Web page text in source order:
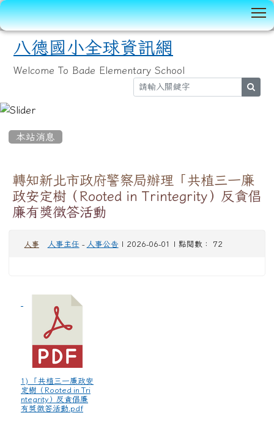
八德國小全球資訊網
Welcome To Bade Elementary School
本站消息
轉知新北市政府警察局辦理「共植三一廉
政安定樹（Rooted in Trintegrity）反貪倡
廉有獎徵答活動
人事 人事主任 - 人事公告 | 2026-06-01 | 點閱數： 72
1) 「共植三一廉政安
定樹（Rooted in Tri
ntegrity）反貪倡廉
有獎徵答活動.pdf